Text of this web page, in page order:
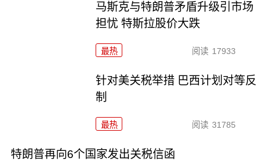
马斯克与特朗普矛盾升级引市场
担忧 特斯拉股价大跌
最热 阅读 17933
针对美关税举措 巴西计划对等反
制
最热 阅读 31785
特朗普再向6个国家发出关税信函